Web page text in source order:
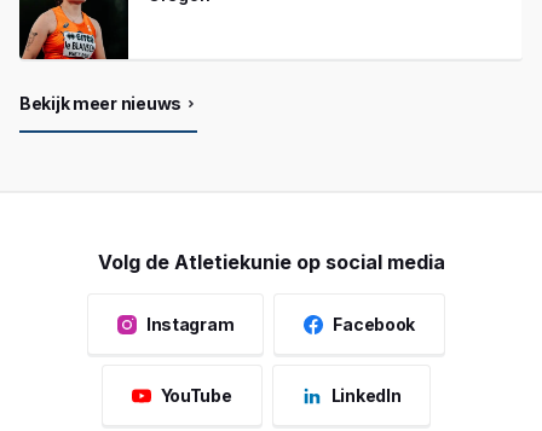
Bekijk meer nieuws
Volg de Atletiekunie op social media
Instagram Facebook
YouTube LinkedIn